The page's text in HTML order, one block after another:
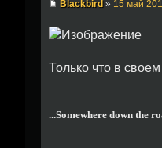
Blackbird » 15 май
Только что в
...Somewhere down the